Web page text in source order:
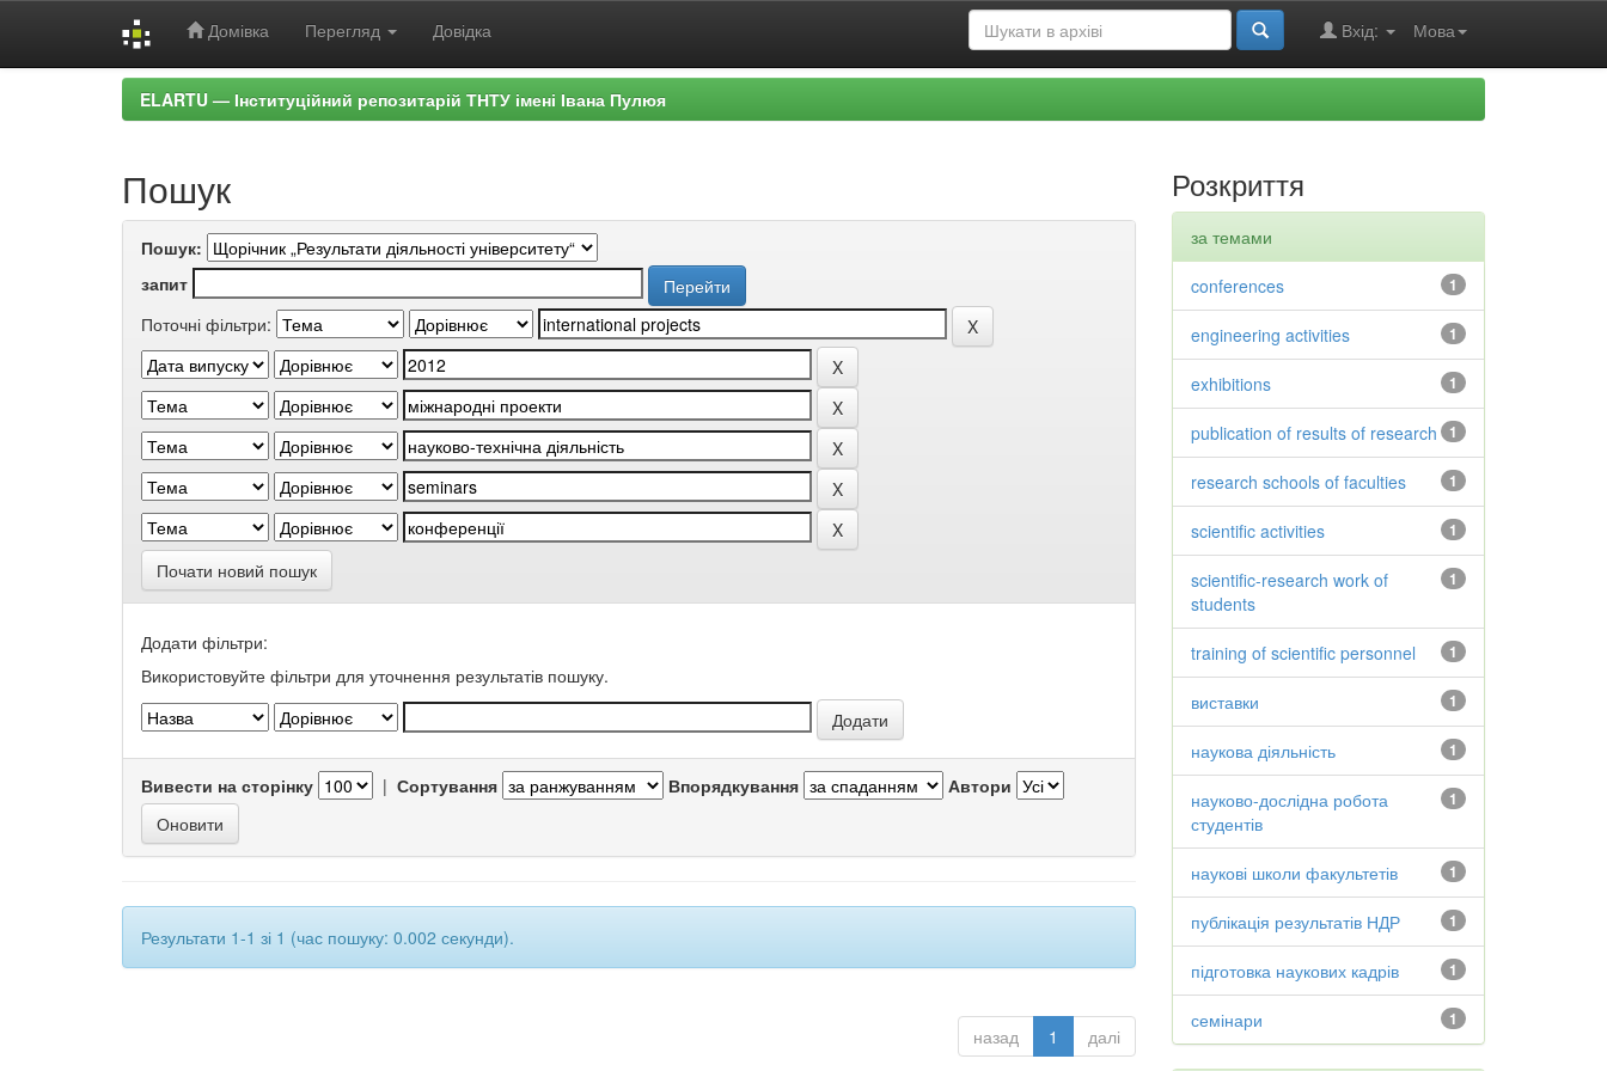
Домівка Перегляд Довідка Мова
Вхід:
ELARTU — Інституційний репозитарій ТНТУ імені Івана Пулюя
Пошук
Пошук:
запит
Поточні фільтри:
Почати новий пошук
Додати фільтри:
Використовуйте фільтри для уточнення результатів пошуку.
Вивести на сторінку | Сортування Впорядкування Автори
Результати 1-1 зі 1 (час пошуку: 0.002 секунди).
назад 1 далі
Розкриття
за темами
1
conferences
1
engineering activities
1
exhibitions
1
publication of results of research
1
research schools of faculties
1
scientific activities
1
scientific-research work of
students
1
training of scientific personnel
1
виставки
1
наукова діяльність
1
науково-дослідна робота
студентів
1
наукові школи факультетів
1
публікація результатів НДР
1
підготовка наукових кадрів
1
семінари